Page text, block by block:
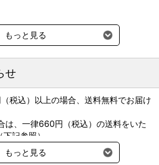
もっと見る
せ
税込）以上の場合、送料無料でお届け
は、一律660円（税込）の送料をいた
記参照）
沖縄県へのお届けにつきましては、1
30,000円以上で配送無料となります。
もっと見る